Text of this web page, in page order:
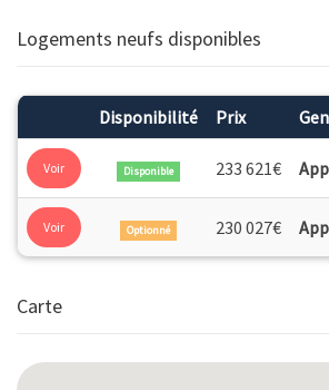
issu de la requalification de l’ancienne
Dans ce cadre privilégié, la résidence
élégance contemporaine et exigence
architecture affirmée s’intègre avec
environnant tout en valorisant l’identité
Logements neufs disponibles
Disponibilité Prix
Voir Disponible 233 621€
Voir Optionné 230 027€
Carte